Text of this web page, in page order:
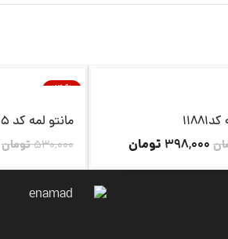
398,000 تومان
-26%
مانتو لمه کد 11755
530,000تومان